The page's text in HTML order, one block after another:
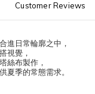
Customer Reviews
進日常輪廓之中，
視覺，
絲布製作，
夏季的常態需求。